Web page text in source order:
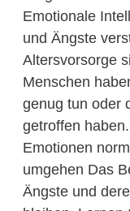
Emotionale
und Ängste
Altersvorsorge
Menschen
genug tun oder
getroffen
Emotionen
umgehen Das
Ängste und